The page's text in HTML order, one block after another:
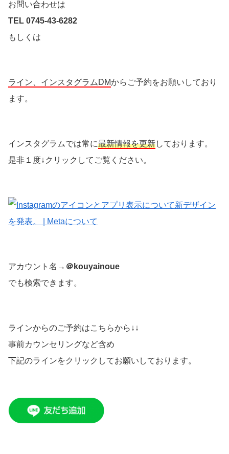
お問い合わせは
TEL 0745-43-6282
もしくは
ライン、インスタグラムDMからご予約をお願いしており
ます。
インスタグラムでは常に最新情報を更新しております。
是非１度↓クリックしてご覧ください。
アカウント名→ ＠kouyainoue
でも検索できます。
ラインからのご予約はこちらから↓↓
事前カウンセリングなど含め
下記のラインをクリックしてお願いしております。